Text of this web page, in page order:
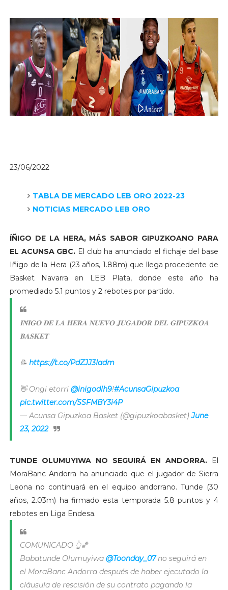
23/06/2022
TABLA DE MERCADO LEB ORO 2022-23
NOTICIAS MERCADO LEB ORO
ÍÑIGO DE LA HERA, MÁS SABOR GIPUZKOANO PARA
EL ACUNSA GBC. El club ha anunciado el fichaje del base
Iñigo de la Hera (23 años, 1.88m) que llega procedente de
Basket Navarra en LEB Plata, donde este año ha
promediado 5.1 puntos y 2 rebotes por partido.
𝐈𝐍̃𝐈𝐆𝐎 𝐃𝐄 𝐋𝐀 𝐇𝐄𝐑𝐀 𝐍𝐔𝐄𝐕𝐎 𝐉𝐔𝐆𝐀𝐃𝐎𝐑 𝐃𝐄𝐋 𝐆𝐈𝐏𝐔𝐙𝐊𝐎𝐀
𝐁𝐀𝐒𝐊𝐄𝐓
📝 https://t.co/PdZJJ3Iadm
👋 Ongi etorri @inigodlh9!#AcunsaGipuzkoa
pic.twitter.com/SSFMBY3i4P
— Acunsa Gipuzkoa Basket (@gipuzkoabasket)June
23, 2022
TUNDE OLUMUYIWA NO SEGUIRÁ EN ANDORRA. El
MoraBanc Andorra ha anunciado que el jugador de Sierra
Leona no continuará en el equipo andorrano. Tunde (30
años, 2.03m) ha firmado esta temporada 5.8 puntos y 4
rebotes en Liga Endesa.
COMUNICADO 👆🏀
Babatunde Olumuyiwa @Toonday_07no seguirá en
el MoraBanc Andorra después de haber ejecutado la
cláusula de rescisión de su contrato pagando la